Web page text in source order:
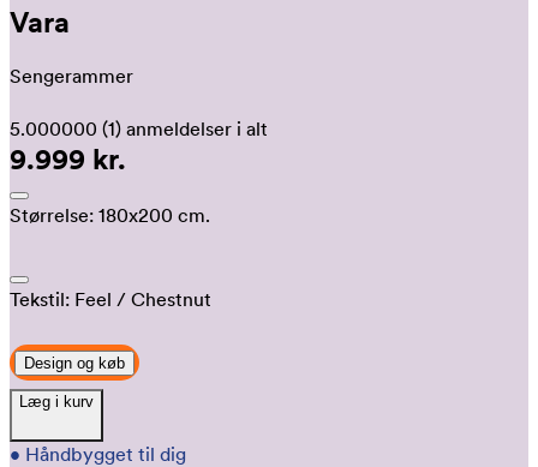
Vara
Sengerammer
5.000000 (1) anmeldelser i alt
9.999 kr.
Størrelse: 180x200 cm.
Tekstil: Feel / Chestnut
Design og køb
Læg i kurv
• Håndbygget til dig